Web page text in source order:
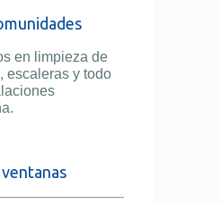
en limpieza de
escaleras y todo